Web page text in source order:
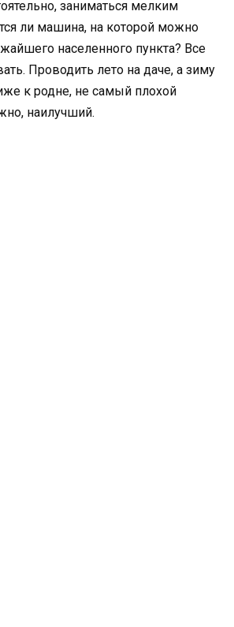
заниматься мелким
ли машина, на которой можно
населенного пункта? Все
Проводить лето на даче, а зиму
к родне, не самый плохой
наилучший.